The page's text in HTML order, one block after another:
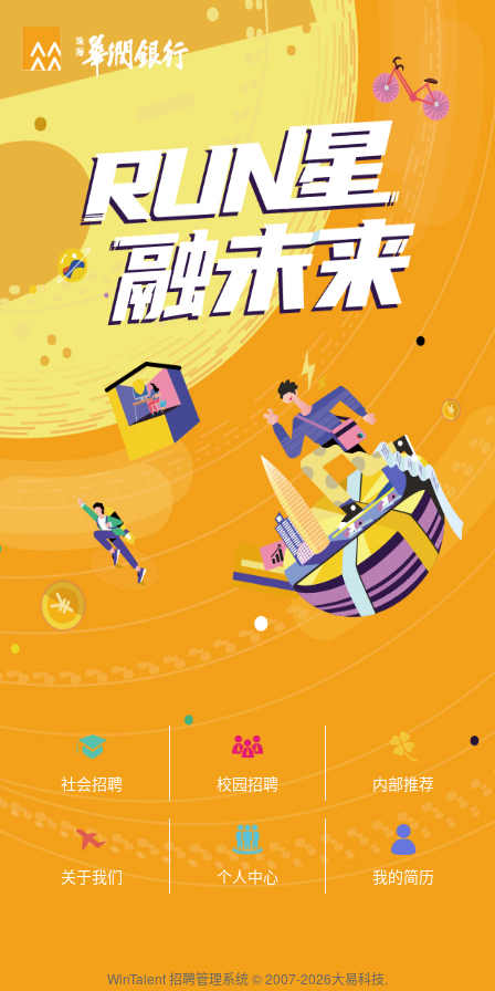
社会招聘 校园招聘 内部推荐
关于我们 个人中心 我的简历
WinTalent 招聘管理系统 © 2007-2026大易科技.